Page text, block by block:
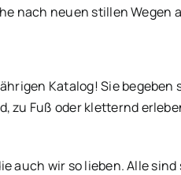
nach neuen stillen Wegen
Katalog! Sie
zu Fuß oder kletternd
auch wir so lieben. Alle